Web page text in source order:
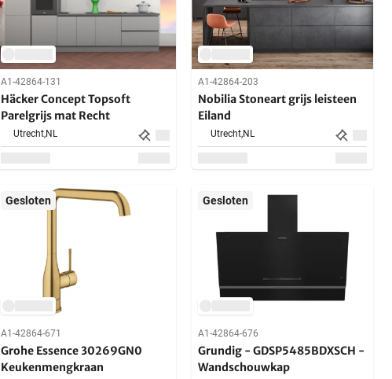
A1-42864-131
Häcker Concept Topsoft
Parelgrijs mat Recht
Utrecht,NL
A1-42864-203
Nobilia Stoneart grijs leisteen
Eiland
Utrecht,NL
Gesloten
A1-42864-671
Grohe Essence 30269GN0
Keukenmengkraan
Gesloten
A1-42864-676
Grundig - GDSP5485BDXSCH -
Wandschouwkap